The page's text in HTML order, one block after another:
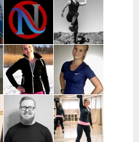
Satu Vuorjoki |
Pääkaupunkiseutu
ja Turku
Johanna
Väänänen |
Pääkaupunkiseutu
Nooa Närväinen |
Pääkaupunkiseutu
Iina
Taijonlahti |
Helsinki
Mari Koponen |
Pääkaupunkiseutu
Lotta
Ahteneva |
Järvenpää ja
lähiseutu